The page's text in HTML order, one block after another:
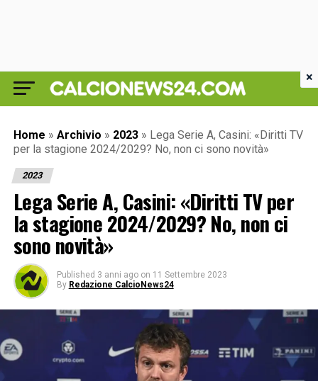
Home » Archivio » 2023 » Lega Serie A, Casini: «Diritti TV
per la stagione 2024/2029? No, non ci sono novità»
2023
Lega Serie A, Casini: «Diritti TV per
la stagione 2024/2029? No, non ci
sono novità»
Published 3 anni ago on 11 Settembre 2023
By Redazione CalcioNews24
×